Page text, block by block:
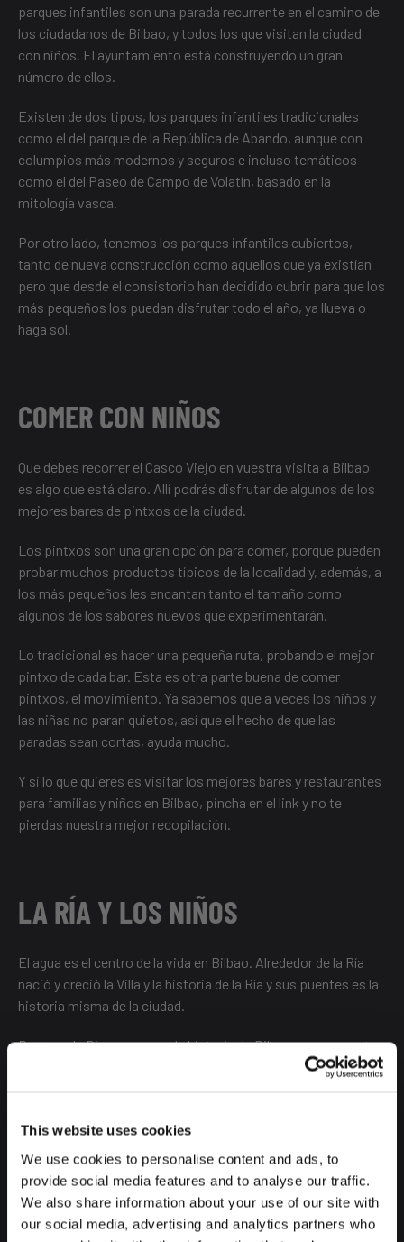
This website uses cookies
We use cookies to personalise content and ads, to
provide social media features and to analyse our traffic.
We also share information about your use of our site with
our social media, advertising and analytics partners who
parques infantiles son una parada recurrente en el camino de
los ciudadanos de Bilbao, y todos los que visitan la ciudad
con niños. El ayuntamiento está construyendo un gran
número de ellos.
Existen de dos tipos, los parques infantiles tradicionales
como el del parque de la República de Abando, aunque con
columpios más modernos y seguros e incluso temáticos
como el del Paseo de Campo de Volatín, basado en la
mitología vasca.
Por otro lado, tenemos los parques infantiles cubiertos,
tanto de nueva construcción como aquellos que ya existían
pero que desde el consistorio han decidido cubrir para que los
más pequeños los puedan disfrutar todo el año, ya llueva o
haga sol.
COMER CON NIÑOS
Que debes recorrer el Casco Viejo en vuestra visita a Bilbao
es algo que está claro. Allí podrás disfrutar de algunos de los
mejores bares de pintxos de la ciudad.
Los pintxos son una gran opción para comer, porque pueden
probar muchos productos típicos de la localidad y, además, a
los más pequeños les encantan tanto el tamaño como
algunos de los sabores nuevos que experimentarán.
Lo tradicional es hacer una pequeña ruta, probando el mejor
pintxo de cada bar. Esta es otra parte buena de comer
pintxos, el movimiento. Ya sabemos que a veces los niños y
las niñas no paran quietos, así que el hecho de que las
paradas sean cortas, ayuda mucho.
Y si lo que quieres es visitar los mejores bares y restaurantes
para familias y niños en Bilbao, pincha en el link y no te
pierdas nuestra mejor recopilación.
LA RÍA Y LOS NIÑOS
El agua es el centro de la vida en Bilbao. Alrededor de la Ría
nació y creció la Villa y la historia de la Ría y sus puentes es la
historia misma de la ciudad.
Recorrer la Ría es recorrer la historia de Bilbao, por eso es tan
interesante hacer una actividad relacionada con ella. Puedes
Estas rutas guiadas son fantásticas para toda la familia, y si
buscáis más emoción, podéis continuar el cauce del río hasta
su desembocadura, donde podréis tomar clases de surf en
grupo y vivir una auténtica aventura.